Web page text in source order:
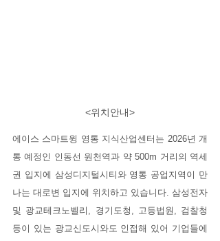
<위치안내>
에이스 스마트윙 영통 지식산업센터는 2026년 개
통 예정인 인동선 원천역과 약 500m 거리의 역세
권 입지에 삼성디지털시티와 영통 공업지역이 만
나는 대로변 입지에 위치하고 있습니다. 삼성전자
및 광교테크노벨리, 경기도청, 고등법원, 검찰청
등이 있는 광교신도시와도 인접해 있어 기업들에